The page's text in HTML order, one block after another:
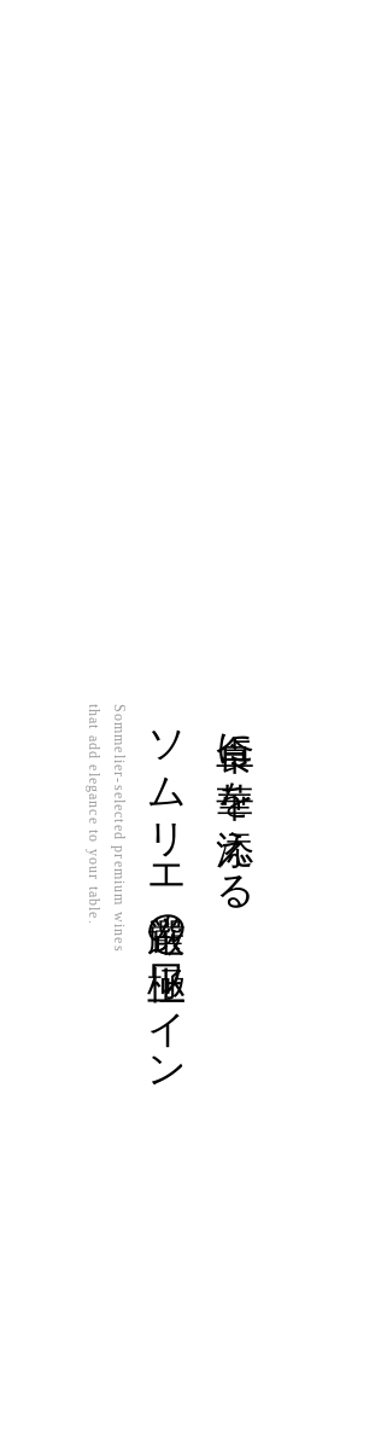
食卓に華を添える
ソムリエ厳選の極上ワイン
Sommelier-selected premium wines
that add elegance to your table.